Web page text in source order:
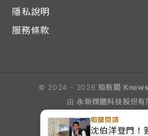
相關閱讀
沈伯洋登門！
隱私說明
服務條款
© 2024 - 2026 知新聞 Knews
由 永新媒體科技股份有